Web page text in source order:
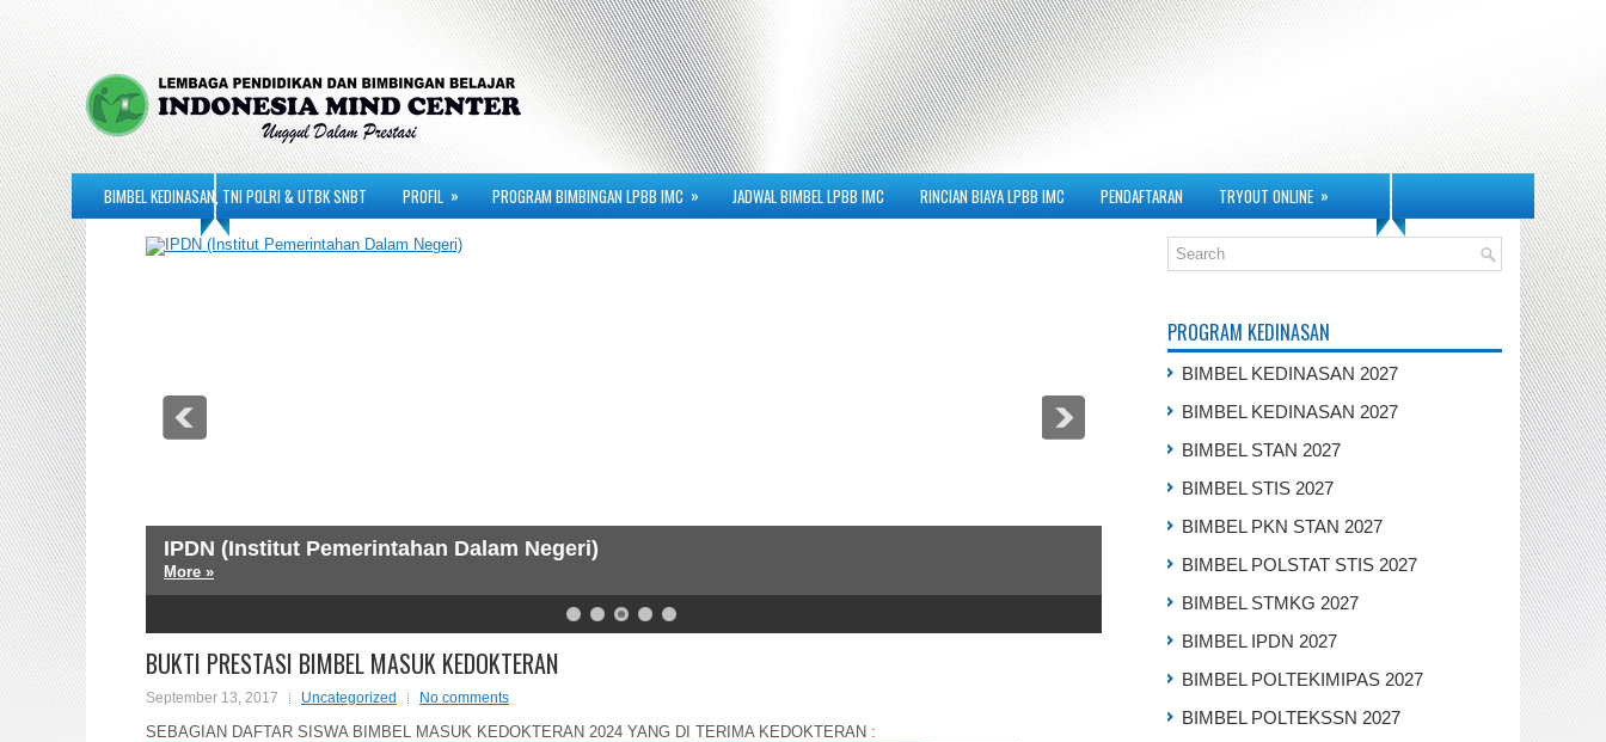
BIMBEL KEDINASAN, TNI POLRI & UTBK SNBT PROFIL » PROGRAM BIMBINGAN LPBB IMC » JADWAL BIMBEL LPBB IMC RINCIAN BIAYA LPBB IMC PENDAFTARAN TRYOUT ONLINE »
IPDN (Institut Pemerintahan Dalam Negeri)
More »
STIS (Sekolah Tinggi Ilmu Statistik)
More »
4 5
BUKTI PRESTASI BIMBEL MASUK KEDOKTERAN
September 13, 2017 Uncategorized No comments
SEBAGIAN DAFTAR SISWA BIMBEL MASUK KEDOKTERAN 2024 YANG DI TERIMA KEDOKTERAN :
PROGRAM KEDINASAN
BIMBEL KEDINASAN 2027
BIMBEL KEDINASAN 2027
BIMBEL STAN 2027
BIMBEL STIS 2027
BIMBEL PKN STAN 2027
BIMBEL POLSTAT STIS 2027
BIMBEL STMKG 2027
BIMBEL IPDN 2027
BIMBEL POLTEKIMIPAS 2027
BIMBEL POLTEKSSN 2027